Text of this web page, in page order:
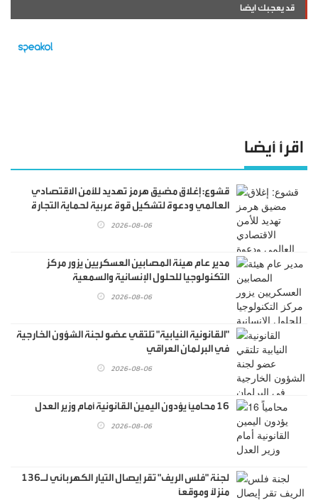
قد يعجبك ايضا
اقرأ أيضا
قشوع: إغلاق مضيق هرمز تهديد للأمن الاقتصادي
العالمي ودعوة لتشكيل قوة عربية لحماية التجارة
2026-08-06
مدير عام هيئة المصابين العسكريين يزور مركز
التكنولوجيا للحلول الإنسانية والسمعية
2026-08-06
"القانونية النيابية" تلتقي عضو لجنة الشؤون الخارجية
في البرلمان العراقي
2026-08-06
16 محامياً يؤدون اليمين القانونية أمام وزير العدل
2026-08-06
لجنة "فلس الريف" تقر إيصال التيار الكهربائي لـ136
منزلاً وموقعاً